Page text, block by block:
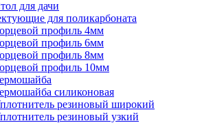
для дачи
для поликарбоната
профиль 4мм
профиль 6мм
профиль 8мм
профиль 10мм
силиконовая
резиновый широкий
резиновый узкий